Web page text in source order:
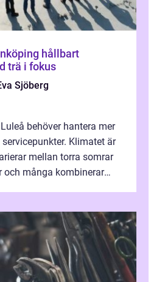
hållbart
trä i fokus
Sjöberg
behöver hantera mer
Klimatet är
mellan torra somrar
och många kombinerar